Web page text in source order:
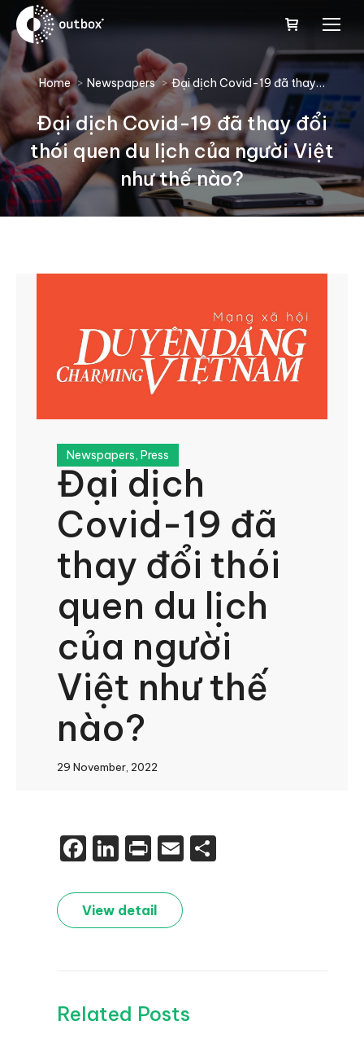
You are here:
Home Newspapers Đại dịch Covid-19 đã thay…
Đại dịch Covid-19 đã thay đổi
thói quen du lịch của người Việt
như thế nào?
Newspapers, Press
Đại dịch
Covid-19 đã
thay đổi thói
quen du lịch
của người
Việt như thế
nào?
29 November, 2022
Facebook
LinkedIn
PrintEmail
View detail
Related Posts